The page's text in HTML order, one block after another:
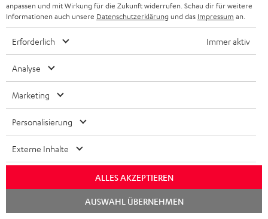
Teufel Blog
Audio-Technologien, HiFi-Trends, Tipps & Tricks
Häufige Fragen
Rückgabe / Rücktritt
Sendungsverfolgung
Erlebe unsere Produkte hautnah und lass dich persönlich
im Store beraten.
anpassen und mit Wirkung für die Zukunft widerrufen. Schau dir für weitere
Informationen auch unsere Datenschutzerklärung und das Impressum an.
Erforderlich Immer aktiv
Analyse
Marketing
Personalisierung
Externe Inhalte
ALLES AKZEPTIEREN
AUSWAHL ÜBERNEHMEN